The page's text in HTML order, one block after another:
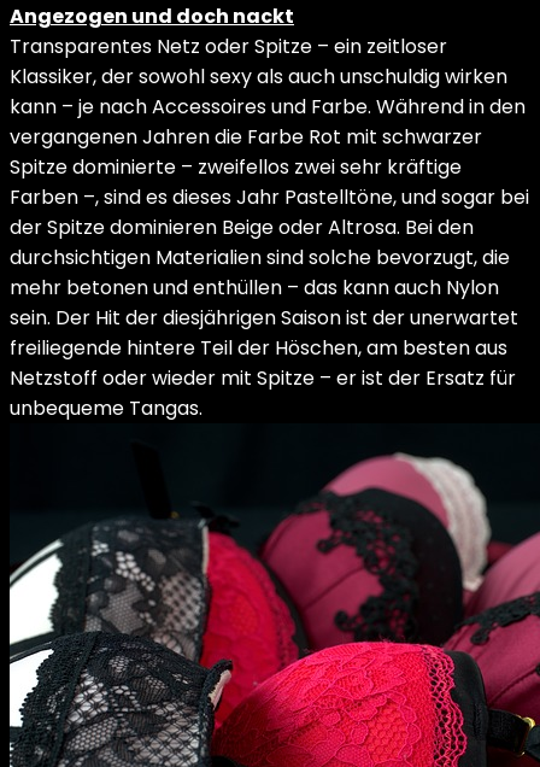
Angezogen und doch nackt
Transparentes Netz oder Spitze – ein zeitloser
Klassiker, der sowohl sexy als auch unschuldig wirken
kann – je nach Accessoires und Farbe. Während in den
vergangenen Jahren die Farbe Rot mit schwarzer
Spitze dominierte – zweifellos zwei sehr kräftige
Farben –, sind es dieses Jahr Pastelltöne, und sogar bei
der Spitze dominieren Beige oder Altrosa. Bei den
durchsichtigen Materialien sind solche bevorzugt, die
mehr betonen und enthüllen – das kann auch Nylon
sein. Der Hit der diesjährigen Saison ist der unerwartet
freiliegende hintere Teil der Höschen, am besten aus
Netzstoff oder wieder mit Spitze – er ist der Ersatz für
unbequeme Tangas.